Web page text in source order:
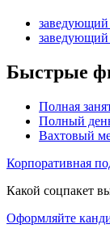
заведующий
заведующий
Быстрые
Полная
Полный
Вахтовый
Корпоративная
Какой соцпакет
Оформляйте